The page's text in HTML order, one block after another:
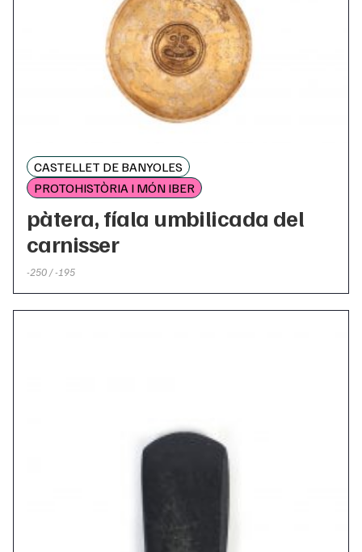
CASTELLET DE BANYOLES
PROTOHISTÒRIA I MÓN IBER
pàtera, fíala umbilicada del
carnisser
-250 / -195